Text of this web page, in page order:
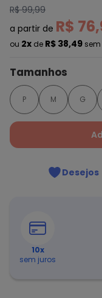
R$ 99,99
a partir de R$
ou 2x de R$ 38,49
Tamanhos
P M G
Desejos
10x
sem juros